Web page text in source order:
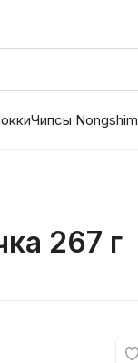
Чипсы Nongshim
267 г